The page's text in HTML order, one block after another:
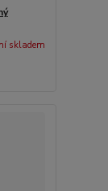
skladem